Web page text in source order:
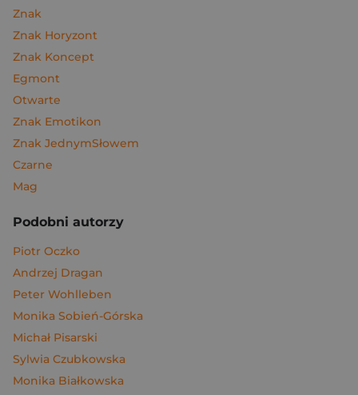
Znak
Znak Horyzont
Znak Koncept
Egmont
Otwarte
Znak Emotikon
Znak JednymSłowem
Czarne
Mag
Podobni autorzy
Piotr Oczko
Andrzej Dragan
Peter Wohlleben
Monika Sobień-Górska
Michał Pisarski
Sylwia Czubkowska
Monika Białkowska